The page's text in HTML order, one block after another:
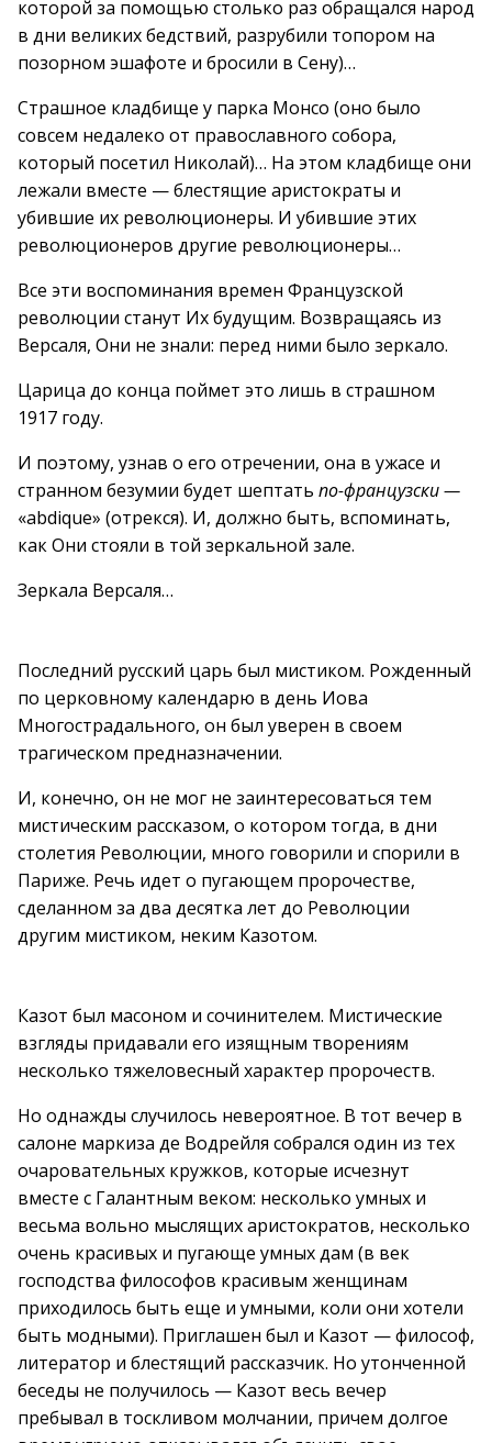
которой за помощью столько раз обращался народ
в дни великих бедствий, разрубили топором на
позорном эшафоте и бросили в Сену)…
Страшное кладбище у парка Монсо (оно было
совсем недалеко от православного собора,
который посетил Николай)… На этом кладбище они
лежали вместе — блестящие аристократы и
убившие их революционеры. И убившие этих
революционеров другие революционеры…
Все эти воспоминания времен Французской
революции станут Их будущим. Возвращаясь из
Версаля, Они не знали: перед ними было зеркало.
Царица до конца поймет это лишь в страшном
1917 году.
И поэтому, узнав о его отречении, она в ужасе и
странном безумии будет шептать по-французски —
«abdique» (отрекся). И, должно быть, вспоминать,
как Они стояли в той зеркальной зале.
Зеркала Версаля…
Последний русский царь был мистиком. Рожденный
по церковному календарю в день Иова
Многострадального, он был уверен в своем
трагическом предназначении.
И, конечно, он не мог не заинтересоваться тем
мистическим рассказом, о котором тогда, в дни
столетия Революции, много говорили и спорили в
Париже. Речь идет о пугающем пророчестве,
сделанном за два десятка лет до Революции
другим мистиком, неким Казотом.
Казот был масоном и сочинителем. Мистические
взгляды придавали его изящным творениям
несколько тяжеловесный характер пророчеств.
Но однажды случилось невероятное. В тот вечер в
салоне маркиза де Водрейля собрался один из тех
очаровательных кружков, которые исчезнут
вместе с Галантным веком: несколько умных и
весьма вольно мыслящих аристократов, несколько
очень красивых и пугающе умных дам (в век
господства философов красивым женщинам
приходилось быть еще и умными, коли они хотели
быть модными). Приглашен был и Казот — философ,
литератор и блестящий рассказчик. Но утонченной
беседы не получилось — Казот весь вечер
пребывал в тоскливом молчании, причем долгое